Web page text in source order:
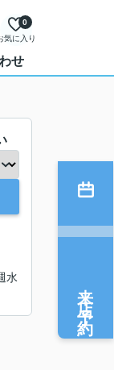
気に入り
0
せ
水
来店予約